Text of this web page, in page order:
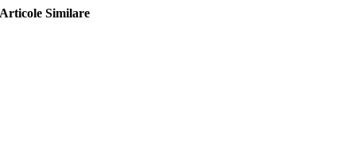
Articole Similare